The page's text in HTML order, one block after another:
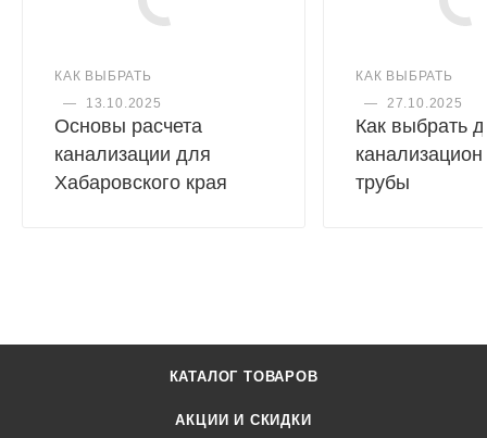
КАК ВЫБРАТЬ
—
13.10.2025
Основы расчета
канализации для
Хабаровского края
КАК ВЫБРАТЬ
—
27.10.2025
Как выбрать
трубы
КАТАЛОГ ТОВАРОВ
АКЦИИ И СКИДКИ